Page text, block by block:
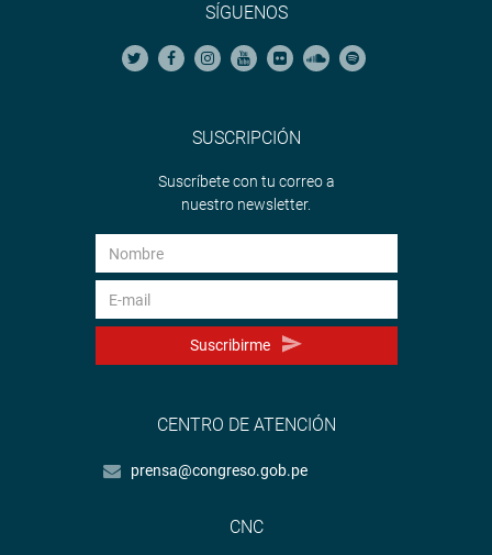
SÍGUENOS
SUSCRIPCIÓN
Suscríbete con tu correo a
nuestro newsletter.
Suscribirme
CENTRO DE ATENCIÓN
prensa@congreso.gob.pe
CNC